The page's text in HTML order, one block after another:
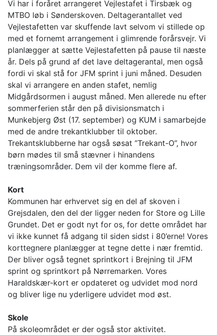
Vi har i foråret arrangeret Vejlestafet i Tirsbæk og
MTBO løb i Sønderskoven. Deltagerantallet ved
Vejlestafetten var skuffende lavt selvom vi stillede op
med et fornemt arrangement i glimrende forårsvejr. Vi
planlægger at sætte Vejlestafetten på pause til næste
år. Dels på grund af det lave deltagerantal, men også
fordi vi skal stå for JFM sprint i juni måned. Desuden
skal vi arrangere en anden stafet, nemlig
Midgårdsormen i august måned. Men allerede nu efter
sommerferien står den på divisionsmatch i
Munkebjerg Øst (17. september) og KUM i samarbejde
med de andre trekantklubber til oktober.
Trekantsklubberne har også søsat ”Trekant-O”, hvor
børn mødes til små stævner i hinandens
træningsområder. Dem vil der komme flere af.
Kort
Kommunen har erhvervet sig en del af skoven i
Grejsdalen, den del der ligger neden for Store og Lille
Grundet. Det er godt nyt for os, for dette området har
vi ikke kunnet få adgang til siden sidst i 80’erne! Vores
korttegnere planlægger at tegne dette i nær fremtid.
Der bliver også tegnet sprintkort i Brejning til JFM
sprint og sprintkort på Nørremarken. Vores
Haraldskær-kort er opdateret og udvidet mod nord
og bliver lige nu yderligere udvidet mod øst.
Skole
På skoleområdet er der også stor aktivitet.